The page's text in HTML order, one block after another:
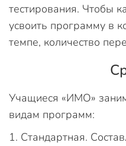
тестирования. Чтобы
усвоить программу в
темпе, количество
Учащиеся «ИМО»
видам программ:
Стандартная.